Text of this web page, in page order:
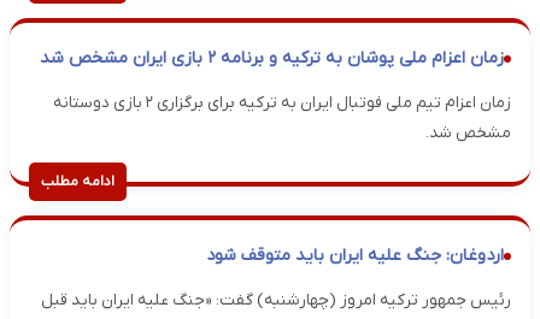
زمان اعزام ملی پوشان به ترکیه و برنامه ۲ بازی ایران مشخص شد
زمان اعزام تیم ملی فوتبال ایران به ترکیه برای برگزاری ۲ بازی دوستانه
مشخص شد.
ادامه مطلب
اردوغان: جنگ علیه ایران باید متوقف شود
رئیس جمهور ترکیه امروز (چهارشنبه) گفت: «جنگ علیه ایران باید قبل